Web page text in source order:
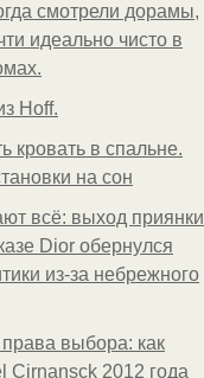
смотрели дорамы,
идеально чисто в
Hoff.
кровать в спальне.
на сон
всё: выход приянки
Dior обернулся
из-за небрежного
выбора: как
Cirnansck 2012 года